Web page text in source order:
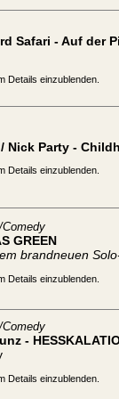
Safari - Auf der
Details einzublenden.
Nick Party -
Details einzublenden.
GREEN
brandneuen
Details einzublenden.
-
Details einzublenden.